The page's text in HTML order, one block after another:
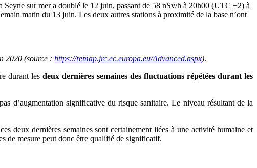
Seyne sur mer a doublé le 12 juin, passant de 58 nSv/h à 20h00 (UTC +2) à
matin du 13 juin. Les deux autres stations à proximité de la base n’ont
2020 (source : https://remap.jrc.ec.europa.eu/Advanced.aspx).
durant les deux dernières semaines des fluctuations répétées durant les
d’augmentation significative du risque sanitaire. Le niveau résultant de la
deux dernières semaines sont certainement liées à une activité humaine et
de mesure peut donc être qualifié de significatif.